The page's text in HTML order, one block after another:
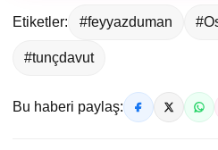
Etiketler: #feyyazduman
#tunçdavut
Bu haberi paylaş: